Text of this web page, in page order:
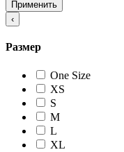
Применить
‹
Размер
One Size
XS
S
M
L
XL